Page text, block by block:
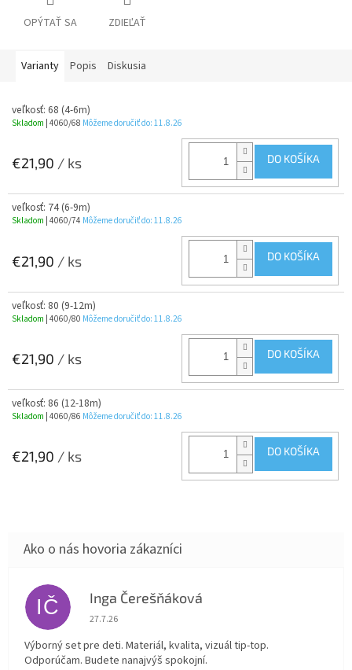
OPÝTAŤ SA ZDIEĽAŤ
Varianty Popis Diskusia
veľkosť: 68 (4-6m)
Skladom | 4060/68 Môžeme doručiť do: 11.8.26
€21,90 / ks DO KOŠÍKA
veľkosť: 74 (6-9m)
Skladom | 4060/74 Môžeme doručiť do: 11.8.26
€21,90 / ks DO KOŠÍKA
veľkosť: 80 (9-12m)
Skladom | 4060/80 Môžeme doručiť do: 11.8.26
€21,90 / ks DO KOŠÍKA
veľkosť: 86 (12-18m)
Skladom | 4060/86 Môžeme doručiť do: 11.8.26
€21,90 / ks DO KOŠÍKA
IČ Inga Čerešňáková
Hodnotenie obchodu je 5 z 5 hviezdičiek.
27.7.26
Výborný set pre deti. Materiál, kvalita, vizuál tip-top.
Odporúčam. Budete nanajvýš spokojní.